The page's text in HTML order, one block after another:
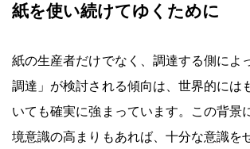
紙を使い続けてゆくために
紙の生産者だけでなく、調達する側によ
調達」が検討される傾向は、世界的には
いても確実に強まっています。この背景
境意識の高まりもあれば、十分な意識を